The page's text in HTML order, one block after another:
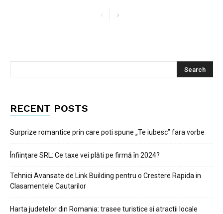
RECENT POSTS
Surprize romantice prin care poti spune „Te iubesc” fara vorbe
Înființare SRL: Ce taxe vei plăti pe firmă în 2024?
Tehnici Avansate de Link Building pentru o Crestere Rapida in
Clasamentele Cautarilor
Harta judetelor din Romania: trasee turistice si atractii locale